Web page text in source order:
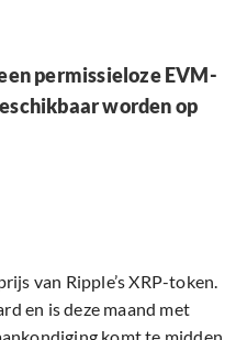
permissieloze EVM-
worden op
van Ripple’s XRP-token.
en is deze maand met